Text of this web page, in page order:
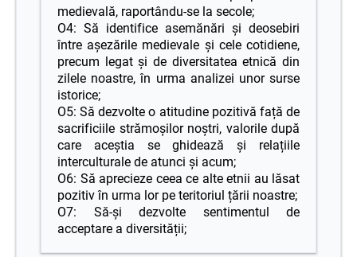
medievală, raportându-se la secole;
O4: Să identifice asemănări și deosebiri
între așezările medievale și cele cotidiene,
precum legat și de diversitatea etnică din
zilele noastre, în urma analizei unor surse
istorice;
O5: Să dezvolte o atitudine pozitivă față de
sacrificiile strămoșilor noștri, valorile după
care aceștia se ghidează și relațiile
interculturale de atunci și acum;
O6: Să aprecieze ceea ce alte etnii au lăsat
pozitiv în urma lor pe teritoriul țării noastre;
O7: Să-și dezvolte sentimentul de
acceptare a diversității;